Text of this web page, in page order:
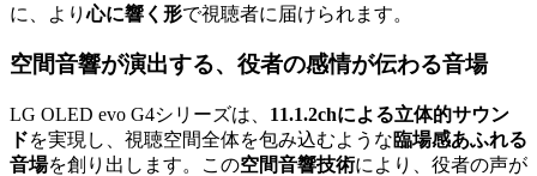
に、より心に響く形で視聴者に届けられます。
空間音響が演出する、役者の感情が伝わる音場
LG OLED evo G4シリーズは、 11.1.2chによる立体的サウン
ドを実現し、視聴空間全体を包み込むような臨場感あふれる
音場を創り出します。この空間音響技術により、役者の声が